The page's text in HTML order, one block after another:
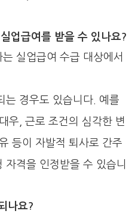
업급여를 받을 수 있나요?
실업급여 수급 대상에서
는 경우도 있습니다. 예를
우, 근로 조건의 심각한 변
등이 자발적 퇴사로 간주
자격을 인정받을 수 있습니
나요?